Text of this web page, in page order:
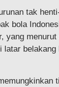
tak
bola
yang menurut
latar belakang